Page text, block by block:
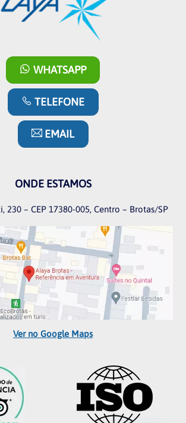
WHATSAPP
TELEFONE
EMAIL
ONDE ESTAMOS
230 – CEP 17380-005, Centro – Brotas/SP
Ver no Google Maps